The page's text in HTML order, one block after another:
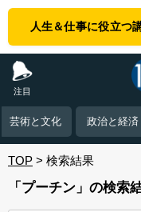
人生＆仕事に役立つ
注目
芸術と文化 政治と経済
TOP 検索結果
「プーチン」の検索